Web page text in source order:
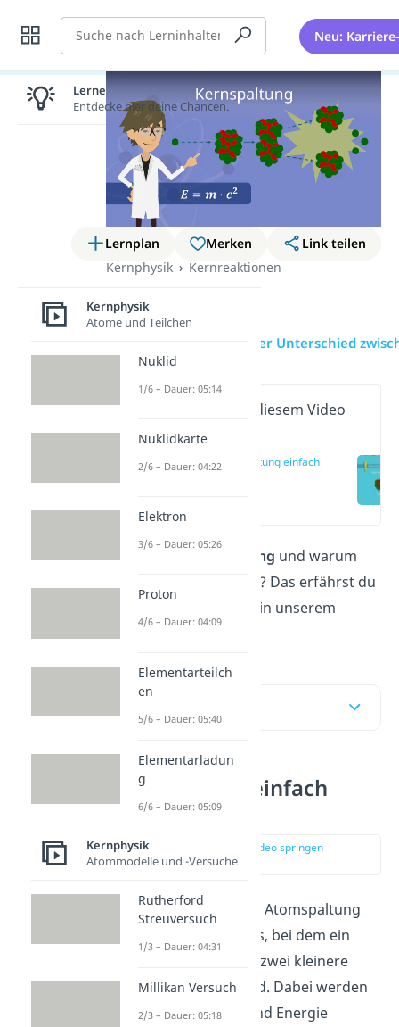
Suche Neu:
Lernplan Merken
Link teilen
Kernphysik
Kernreaktionen
Kernspaltung
Was ist der Unterschied
Wichtige Inhalte in diesem Video
Kernspaltung einfach
Was ist die Kernspaltung und warum
entsteht dabei Energie? Das erfährst du
und in unserem
Beitrag.
Kernspaltung einfach
erklärt
zur Stelle im Video springen
(00:14)
Kernspaltung
oder Atomspaltung
beschreibt den Prozess, bei dem ein
schwerer Atomkern in zwei kleinere
Atomkerne zerlegt wird. Dabei werden
mehrere Neutronen und Energie
Lernen lohnt sich!
Entdecke hier deine Chancen.
Kernphysik
Atome und Teilchen
Nuklid
1/6 – Dauer: 05:14
Nuklidkarte
2/6 – Dauer: 04:22
Elektron
3/6 – Dauer: 05:26
Proton
4/6 – Dauer: 04:09
Elementarteilch
en
5/6 – Dauer: 05:40
Elementarladun
g
6/6 – Dauer: 05:09
Kernphysik
Atommodelle und -Versuche
Rutherford
Streuversuch
1/3 – Dauer: 04:31
Millikan Versuch
2/3 – Dauer: 05:18